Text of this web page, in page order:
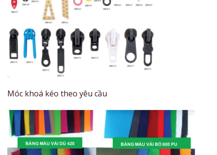
Móc khoá kéo theo yêu cầu